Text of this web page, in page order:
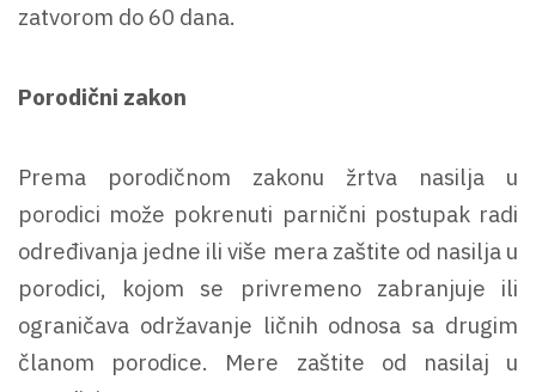
zatvorom do 60 dana.
Porodični zakon
Prema porodičnom zakonu žrtva nasilja u
porodici može pokrenuti parnični postupak radi
određivanja jedne ili više mera zaštite od nasilja u
porodici, kojom se privremeno zabranjuje ili
ograničava održavanje ličnih odnosa sa drugim
članom porodice. Mere zaštite od nasilaj u